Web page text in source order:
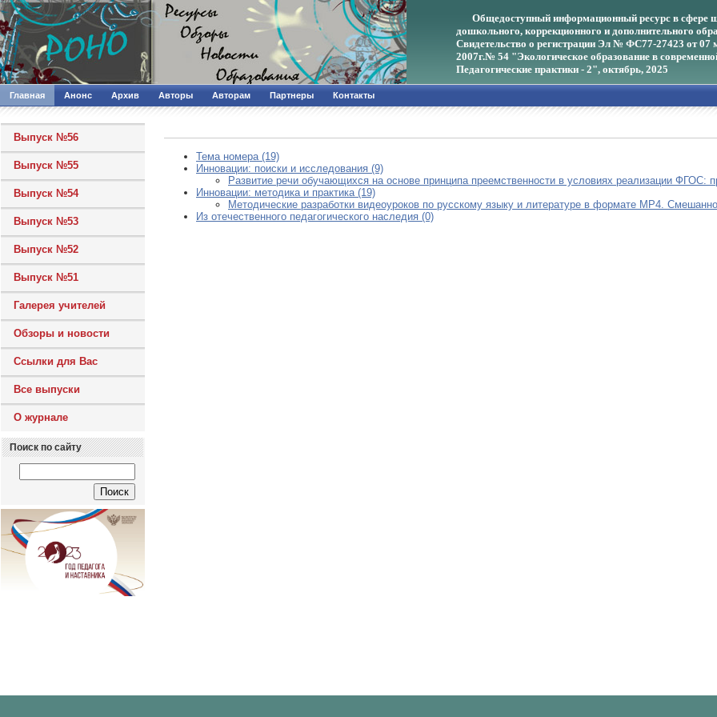
Общедоступный информационный ресурс в сфере
дошкольного, коррекционного и дополнительного
Свидетельство о регистрации Эл № ФС77-27423 от 07
2007г.№ 54 "Экологическое образование в
Педагогические практики - 2", октябрь, 2025
Главная Анонс Архив Авторы Авторам Партнеры Контакты
Выпуск №56
Выпуск №55
Выпуск №54
Выпуск №53
Выпуск №52
Выпуск №51
Галерея учителей
Обзоры и новости
Ссылки для Вас
Все выпуски
О журнале
Поиск по сайту
Тема номера (19)
Инновации: поиски и исследования (9)
Развитие речи обучающихся на основе принципа преемственности в условиях реализации ФГОС:
Инновации: методика и практика (19)
Методические разработки видеоуроков по русскому языку и литературе в формате MP4.
Из отечественного педагогического наследия (0)